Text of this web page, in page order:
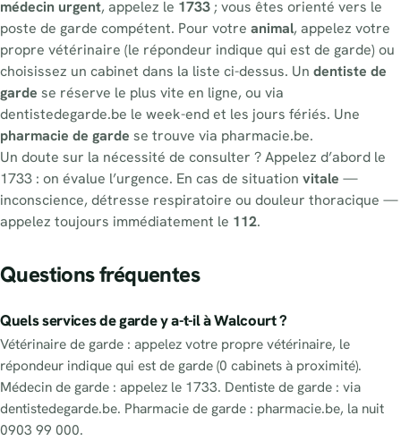
médecin urgent, appelez le 1733; vous êtes orienté vers le
poste de garde compétent. Pour votre animal, appelez votre
propre vétérinaire (le répondeur indique qui est de garde) ou
choisissez un cabinet dans la liste ci-dessus. Un dentiste de
garde se réserve le plus vite en ligne, ou via
dentistedegarde.be le week-end et les jours fériés. Une
pharmacie de garde se trouve via pharmacie.be.
Un doute sur la nécessité de consulter ? Appelez d’abord le
1733 : on évalue l’urgence. En cas de situation vitale —
inconscience, détresse respiratoire ou douleur thoracique —
appelez toujours immédiatement le 112.
Questions fréquentes
Quels services de garde y a-t-il à Walcourt ?
Vétérinaire de garde : appelez votre propre vétérinaire, le
répondeur indique qui est de garde (0 cabinets à proximité).
Médecin de garde : appelez le 1733. Dentiste de garde : via
dentistedegarde.be. Pharmacie de garde : pharmacie.be, la nuit
0903 99 000.